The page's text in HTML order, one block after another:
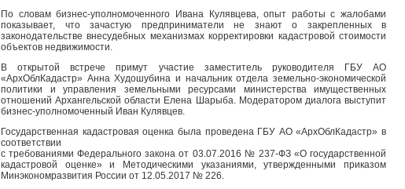
По словам бизнес-уполномоченного Ивана Кулявцева, опыт работы с жалобами
показывает, что зачастую предприниматели не знают о закрепленных в
законодательстве внесудебных механизмах корректировки кадастровой стоимости
объектов недвижимости.
В открытой встрече примут участие заместитель руководителя ГБУ АО
«АрхОблКадастр» Анна Худошубина и начальник отдела земельно-экономической
политики и управления земельными ресурсами министерства имущественных
отношений Архангельской области Елена Шарыба. Модератором диалога выступит
бизнес-уполномоченный Иван Кулявцев.
Государственная кадастровая оценка была проведена ГБУ АО «АрхОблКадастр» в
соответствии
с требованиями Федерального закона от 03.07.2016 № 237-ФЗ «О государственной
кадастровой оценке» и Методическими указаниями, утвержденными приказом
Минэкономразвития России от 12.05.2017 № 226.